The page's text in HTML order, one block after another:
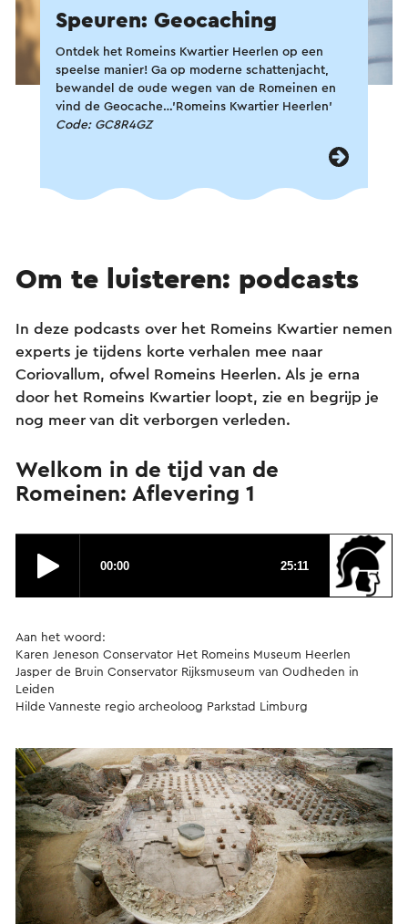
Speuren: Geocaching
Ontdek het Romeins Kwartier Heerlen op een
speelse manier! Ga op moderne schattenjacht,
bewandel de oude wegen van de Romeinen en
vind de Geocache…’Romeins Kwartier Heerlen’
Code: GC8R4GZ
Om te luisteren: podcasts
In deze podcasts over het Romeins Kwartier nemen
experts je tijdens korte verhalen mee naar
Coriovallum, ofwel Romeins Heerlen. Als je erna
door het Romeins Kwartier loopt, zie en begrijp je
nog meer van dit verborgen verleden.
Welkom in de tijd van de
Romeinen: Aflevering 1
Aan het woord:
Karen Jeneson Conservator Het Romeins Museum Heerlen
Jasper de Bruin Conservator Rijksmuseum van Oudheden in
Leiden
Hilde Vanneste regio archeoloog Parkstad Limburg